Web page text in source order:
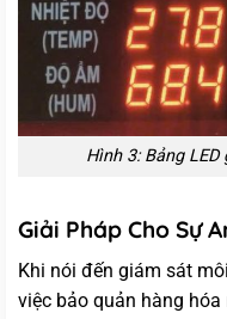
Hình 3: Bảng
Giải Pháp Cho Sự
Khi nói đến giám sát
việc bảo quản hàng